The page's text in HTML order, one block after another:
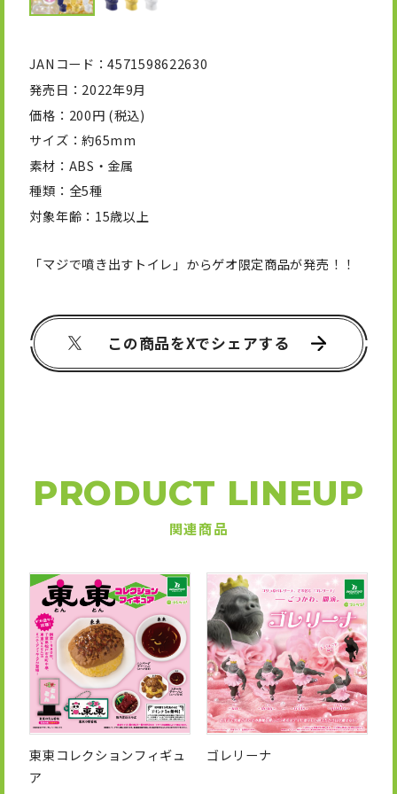
JANコード
4571598622630
発売日
2022年9月
価格
200円 (税込)
サイズ
約65mm
素材
ABS・金属
種類
全5種
対象年齢
15歳以上
「マジで噴き出すトイレ」からゲオ限定商品が発売！！
この商品をXでシェアする
PRODUCT LINEUP
関連商品
東東コレクションフィギュ
ア
ゴレリーナ